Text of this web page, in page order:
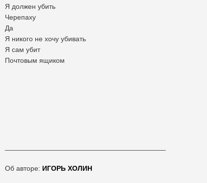
Я должен убить
Черепаху
Да
Я никого не хочу убивать
Я сам убит
Почтовым ящиком
Об авторе: ИГОРЬ ХОЛИН